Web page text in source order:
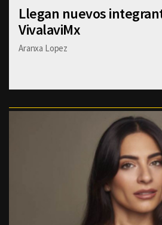
Llegan nuevos
VivalaviMx
Aranxa Lopez